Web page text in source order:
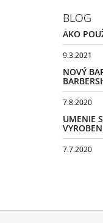
BLOG
AKO
9.3.2021
NOVÝ
7.8.2020
UMENIE
7.7.2020